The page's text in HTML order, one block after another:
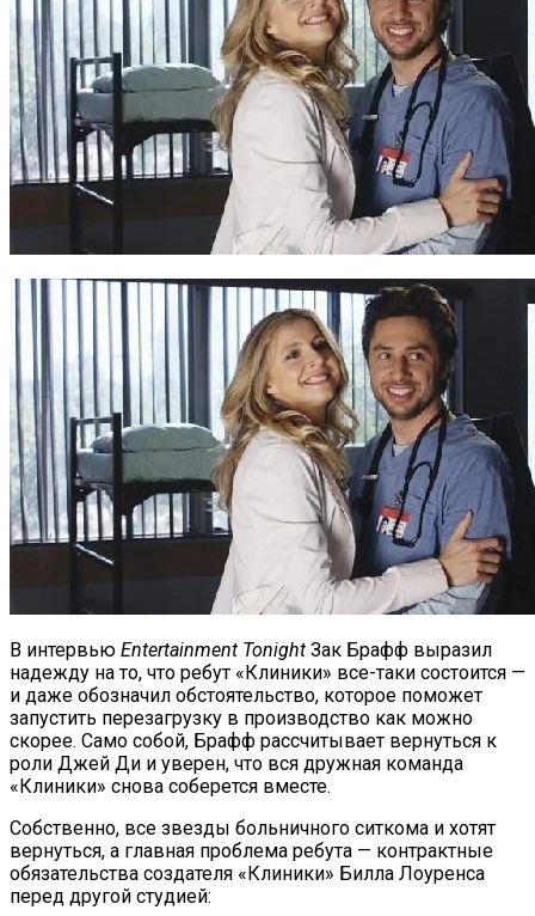
В интервью Entertainment Tonight Зак Брафф выразил
надежду на то, что ребут «Клиники» все-таки состоится —
и даже обозначил обстоятельство, которое поможет
запустить перезагрузку в производство как можно
скорее. Само собой, Брафф рассчитывает вернуться к
роли Джей Ди и уверен, что вся дружная команда
«Клиники» снова соберется вместе.
Собственно, все звезды больничного ситкома и хотят
вернуться, а главная проблема ребута — контрактные
обязательства создателя «Клиники» Билла Лоуренса
перед другой студией: